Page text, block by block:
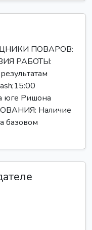
ПОВАРОВ:
РАБОТЫ:
юге Ришона
Наличие
базовом